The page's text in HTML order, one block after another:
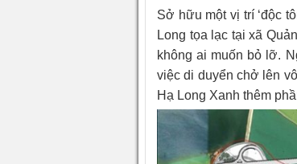
Sở hữu một vị trí ‘độc
Long tọa lạc tại xã
không ai muốn bỏ lỡ.
việc di duyển chở lên
Hạ Long Xanh thêm